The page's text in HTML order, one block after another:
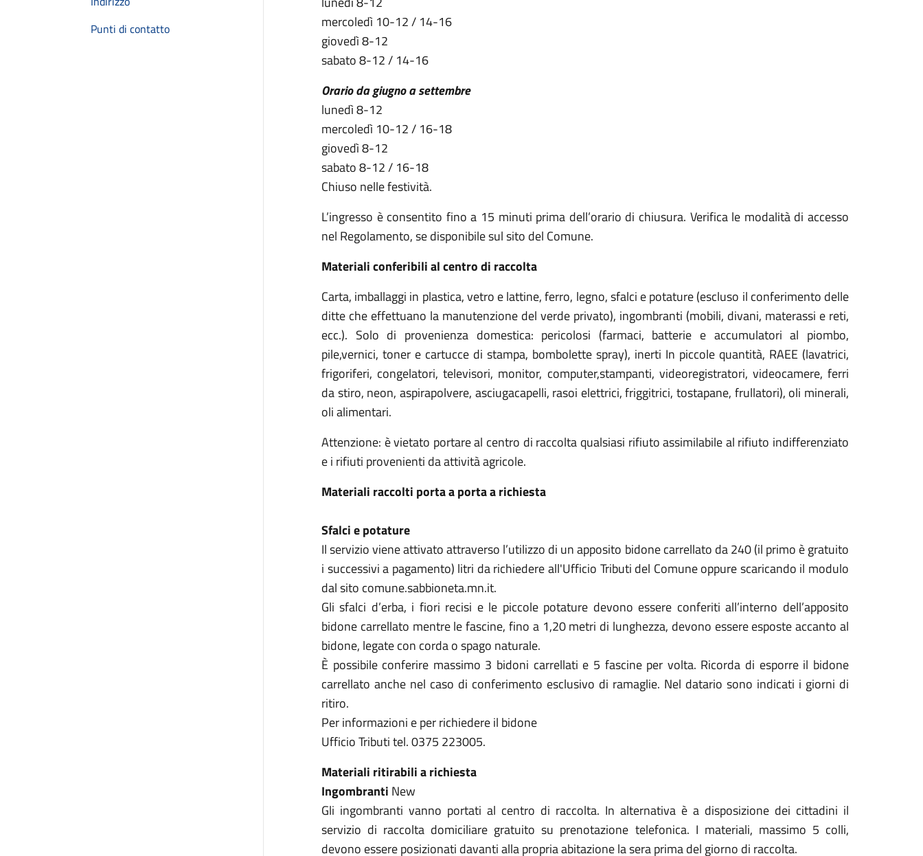
Punti di contatto
mercoledì 10-12 / 14-16
giovedì 8-12
sabato 8-12 / 14-16
Orario da giugno a settembre
lunedì 8-12
mercoledì 10-12 / 16-18
giovedì 8-12
sabato 8-12 / 16-18
Chiuso nelle festività.
L’ingresso è consentito fino a 15 minuti prima dell’orario di chiusura. Verifica le modalità di accesso
nel Regolamento, se disponibile sul sito del Comune.
Materiali conferibili al centro di raccolta
Carta, imballaggi in plastica, vetro e lattine, ferro, legno, sfalci e potature (escluso il conferimento delle
ditte che effettuano la manutenzione del verde privato), ingombranti (mobili, divani, materassi e reti,
ecc.). Solo di provenienza domestica: pericolosi (farmaci, batterie e accumulatori al piombo,
pile,vernici, toner e cartucce di stampa, bombolette spray), inerti In piccole quantità, RAEE (lavatrici,
frigoriferi, congelatori, televisori, monitor, computer,stampanti, videoregistratori, videocamere, ferri
da stiro, neon, aspirapolvere, asciugacapelli, rasoi elettrici, friggitrici, tostapane, frullatori), oli minerali,
oli alimentari.
Attenzione: è vietato portare al centro di raccolta qualsiasi rifiuto assimilabile al rifiuto indifferenziato
e i rifiuti provenienti da attività agricole.
Materiali raccolti porta a porta a richiesta
Sfalci e potature
Il servizio viene attivato attraverso l’utilizzo di un apposito bidone carrellato da 240 (il primo è gratuito
i successivi a pagamento) litri da richiedere all'Ufficio Tributi del Comune oppure scaricando il modulo
dal sito comune.sabbioneta.mn.it.
Gli sfalci d’erba, i fiori recisi e le piccole potature devono essere conferiti all’interno dell’apposito
bidone carrellato mentre le fascine, fino a 1,20 metri di lunghezza, devono essere esposte accanto al
bidone, legate con corda o spago naturale.
È possibile conferire massimo 3 bidoni carrellati e 5 fascine per volta. Ricorda di esporre il bidone
carrellato anche nel caso di conferimento esclusivo di ramaglie. Nel datario sono indicati i giorni di
ritiro.
Per informazioni e per richiedere il bidone
Ufficio Tributi tel. 0375 223005.
Materiali ritirabili a richiesta
Ingombranti New
Gli ingombranti vanno portati al centro di raccolta. In alternativa è a disposizione dei cittadini il
servizio di raccolta domiciliare gratuito su prenotazione telefonica. I materiali, massimo 5 colli,
devono essere posizionati davanti alla propria abitazione la sera prima del giorno di raccolta.